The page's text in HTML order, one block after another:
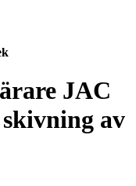
JAC
av